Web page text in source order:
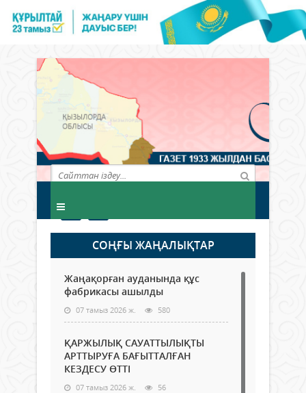
СОҢҒЫ ЖАҢАЛЫҚТАР
Жаңақорған ауданында құс
фабрикасы ашылды
07 тамыз 2026 ж. 580
ҚАРЖЫЛЫҚ САУАТТЫЛЫҚТЫ
АРТТЫРУҒА БАҒЫТТАЛҒАН
КЕЗДЕСУ ӨТТІ
07 тамыз 2026 ж. 56